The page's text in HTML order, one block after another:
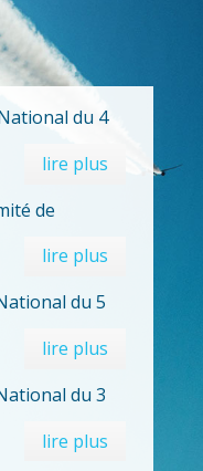
du 4
lire plus
de
lire plus
du 5
lire plus
du 3
lire plus